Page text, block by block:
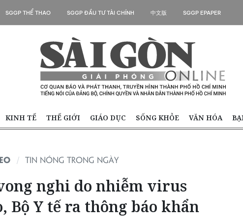
SGGP THỂ THAO SGGP ĐẦU TƯ TÀI CHÍNH 中文版 SGGP EPAPER
KINH TẾ THẾ GIỚI GIÁO DỤC SỐNG KHỎE VĂN HÓA
TIN NÓNG TRONG NGÀY
nghi do nhiễm virus
Bộ Y tế ra thông báo khẩn